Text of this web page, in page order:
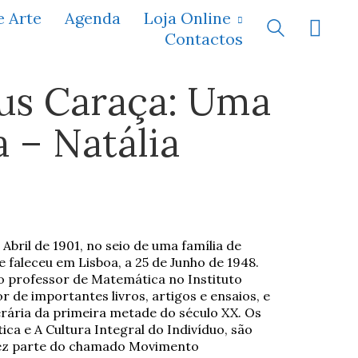
Arte Agenda
Loja Online
Contactos
Caraça: Uma
– Natália
de 1901, no seio de uma família de
em Lisboa, a 25 de Junho de 1948.
professor de Matemática no Instituto
de importantes livros, artigos e ensaios, e
da primeira metade do século XX. Os
e A Cultura Integral do Indivíduo, são
parte do chamado Movimento